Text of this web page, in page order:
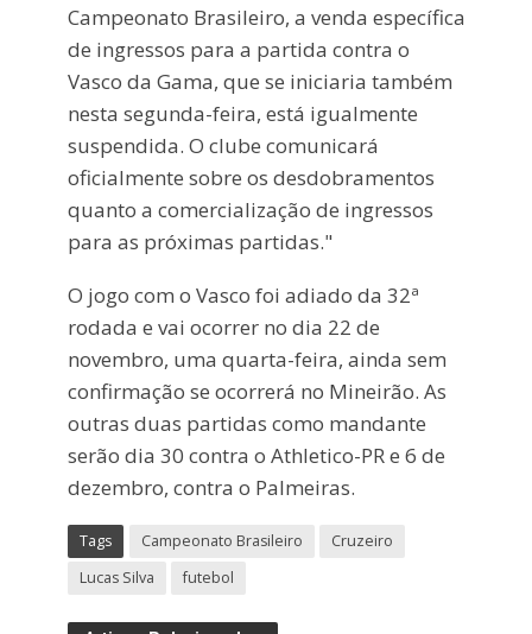
Campeonato Brasileiro, a venda específica
de ingressos para a partida contra o
Vasco da Gama, que se iniciaria também
nesta segunda-feira, está igualmente
suspendida. O clube comunicará
oficialmente sobre os desdobramentos
quanto a comercialização de ingressos
para as próximas partidas."
O jogo com o Vasco foi adiado da 32ª
rodada e vai ocorrer no dia 22 de
novembro, uma quarta-feira, ainda sem
confirmação se ocorrerá no Mineirão. As
outras duas partidas como mandante
serão dia 30 contra o Athletico-PR e 6 de
dezembro, contra o Palmeiras.
Tags Campeonato Brasileiro
Cruzeiro
Lucas Silva
futebol